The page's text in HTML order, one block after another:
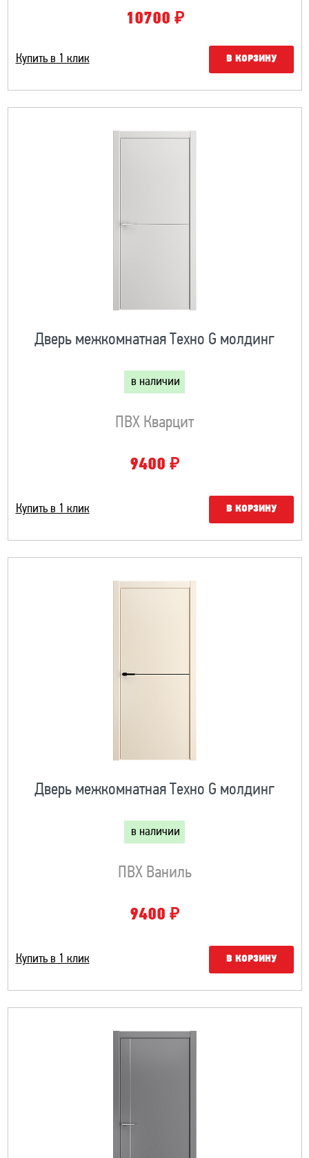
10700 ₽
Купить в 1 клик В КОРЗИНУ
Дверь межкомнатная Техно G молдинг
в наличии
ПВХ Кварцит
9400 ₽
Купить в 1 клик В КОРЗИНУ
Дверь межкомнатная Техно G молдинг
в наличии
ПВХ Ваниль
9400 ₽
Купить в 1 клик В КОРЗИНУ